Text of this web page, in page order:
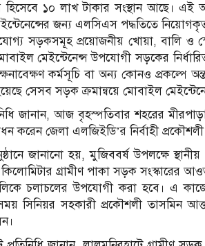
হিসেবে ১০ লাখ টাকার সংস্থান আছে।
জন্য এলসিএস পদ্ধতিতে
সড়কসমূহ প্রয়োজনীয় খোয়া, বালি ও
মেইন্টেনেন্স উপযোগী সড়কের
কর্মসূচি বা অন্য কোনও প্রকল্পে
সেসব সড়ক ক্রমান্বয়ে মোবাইল
জানান, আজ বৃহস্পতিবার শহরের
করেন জেলা এলজিইডি’র নির্বাহী
জানানো হয়, মুজিববর্ষ উপলক্ষে
গ্রামীণ পাকা সড়ক সংস্কারের
চলাচলের উপযোগী করা হবে। এ
সিনিয়র সহকারী প্রকৌশলী তাসমিন